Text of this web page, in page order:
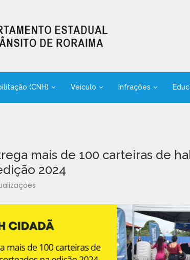
(CNH) Veículo Infrações
mais de 100 carteiras de
2024